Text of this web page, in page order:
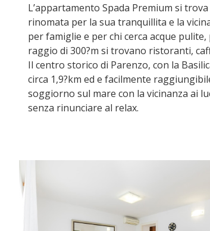
L’appartamento Spada Premium si
rinomata per la sua tranquillita e la
per famiglie e per chi cerca acque
raggio di 300?m si trovano ristoranti,
Il centro storico di Parenzo, con la
circa 1,9?km ed e facilmente
soggiorno sul mare con la vicinanza ai
senza rinunciare al relax.